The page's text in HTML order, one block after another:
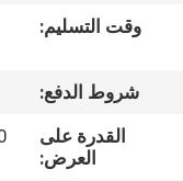
اتصل
وقت التسليم:
شروط الدفع:
القدرة على
العرض: